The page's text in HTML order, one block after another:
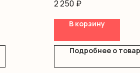
2 250 ₽
В корзину
Подробнее о